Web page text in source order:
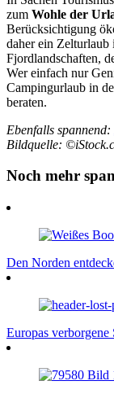
zum Wohle der
Berücksichtigung
daher ein Zelturlaub
Fjordlandschaften,
Wer einfach nur
Campingurlaub in
beraten.
Ebenfalls spannend:
Bildquelle:
Noch mehr
Den Norden
Europas